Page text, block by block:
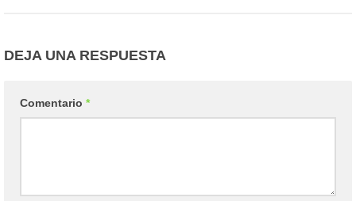
DEJA UNA RESPUESTA
Comentario *